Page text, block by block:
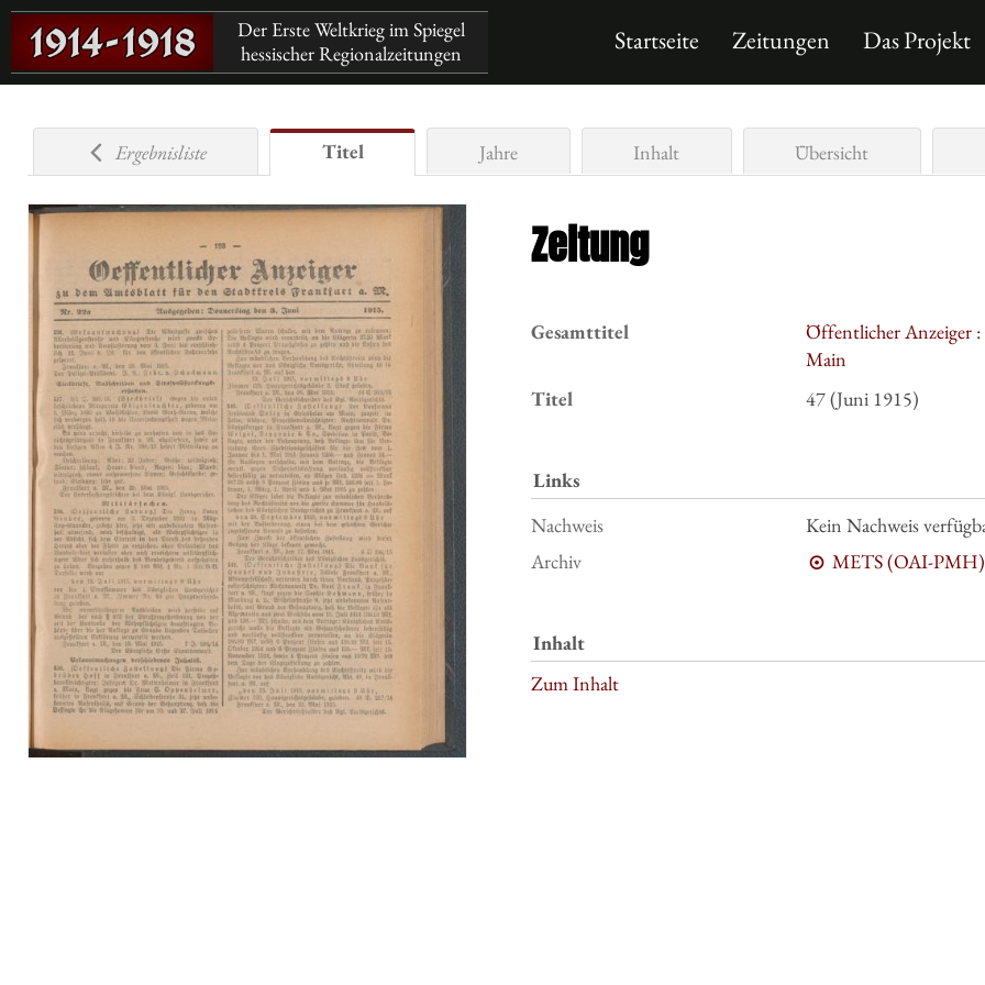
Der Erste Weltkrieg im Spiegel
hessischer Regionalzeitungen
Startseite Zeitungen Das Projekt
Ergebnisliste Titel Jahre Inhalt Übersicht
Zeitung
Gesamttitel
Öffentlicher Anzeiger
Main
Titel
47 (Juni 1915)
Links
Nachweis
Kein Nachweis
Archiv
METS (OAI-PMH)
Inhalt
Zum Inhalt